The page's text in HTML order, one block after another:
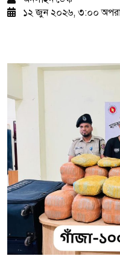
১২ জুন ২০২৬, ৩:০০